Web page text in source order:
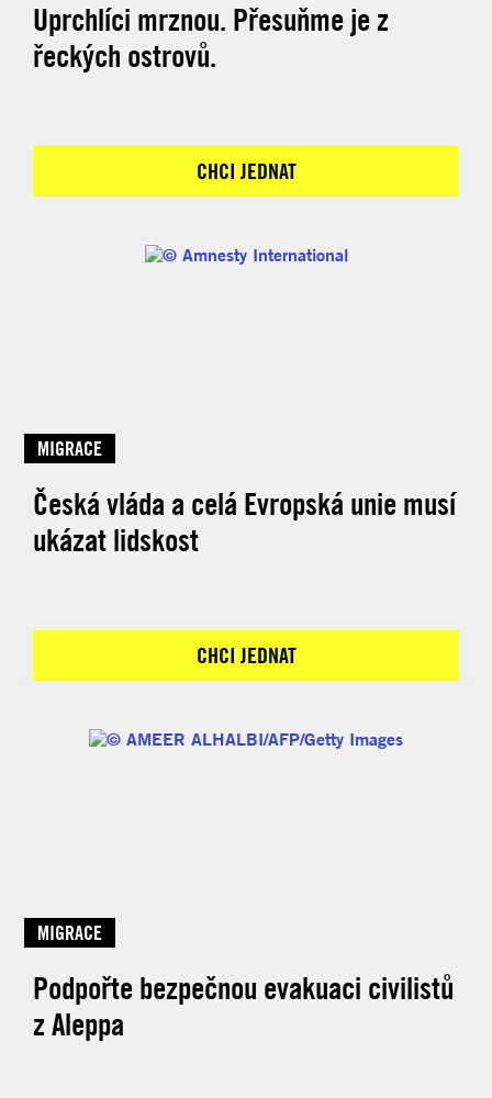
Uprchlíci mrznou. Přesuňme je z
řeckých ostrovů.
CHCI JEDNAT
MIGRACE
Česká vláda a celá Evropská unie musí
ukázat lidskost
CHCI JEDNAT
MIGRACE
Podpořte bezpečnou evakuaci civilistů
z Aleppa